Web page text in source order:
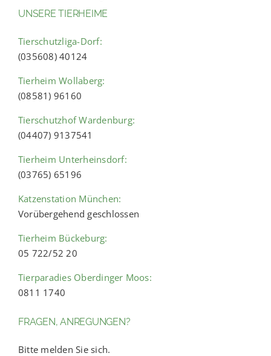
UNSERE TIERHEIME
Tierschutzliga-Dorf:
(035608) 40124
Tierheim Wollaberg:
(08581) 96160
Tierschutzhof Wardenburg:
(04407) 9137541
Tierheim Unterheinsdorf:
(03765) 65196
Katzenstation München:
Vorübergehend geschlossen
Tierheim Bückeburg:
05 722/52 20
Tierparadies Oberdinger Moos:
0811 1740
FRAGEN, ANREGUNGEN?
Bitte melden Sie sich.